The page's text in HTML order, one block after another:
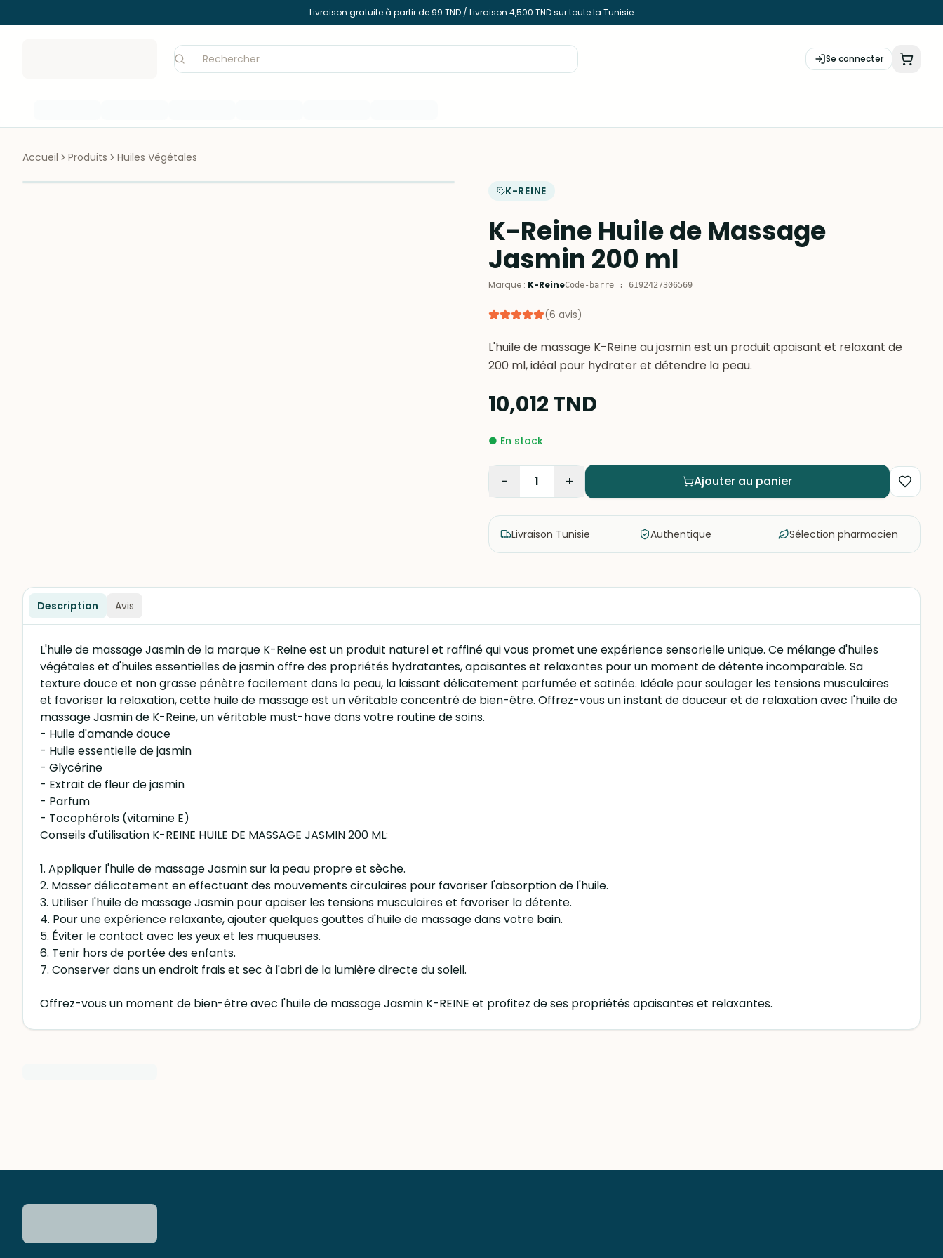
Livraison gratuite à partir de 99 TND / Livraison 4,500 TND sur toute la Tunisie
Se connecter
Accueil Produits Huiles Végétales
K-REINE
K-Reine Huile de Massage
Jasmin 200 ml
Marque : K-ReineCode-barre : 6192427306569
(6 avis)
L'huile de massage K-Reine au jasmin est un produit apaisant et relaxant de
200 ml, idéal pour hydrater et détendre la peau.
10,012TND
● En stock
− 1 + Ajouter au panier
Livraison Tunisie Authentique Sélection pharmacien
Description Avis
L'huile de massage Jasmin de la marque K-Reine est un produit naturel et raffiné qui vous promet une expérience sensorielle unique. Ce mélange d'huiles
végétales et d'huiles essentielles de jasmin offre des propriétés hydratantes, apaisantes et relaxantes pour un moment de détente incomparable. Sa
texture douce et non grasse pénètre facilement dans la peau, la laissant délicatement parfumée et satinée. Idéale pour soulager les tensions musculaires
et favoriser la relaxation, cette huile de massage est un véritable concentré de bien-être. Offrez-vous un instant de douceur et de relaxation avec l'huile de
massage Jasmin de K-Reine, un véritable must-have dans votre routine de soins.
- Huile d'amande douce
- Huile essentielle de jasmin
- Glycérine
- Extrait de fleur de jasmin
- Parfum
- Tocophérols (vitamine E)
Conseils d'utilisation K-REINE HUILE DE MASSAGE JASMIN 200 ML:
1. Appliquer l'huile de massage Jasmin sur la peau propre et sèche.
2. Masser délicatement en effectuant des mouvements circulaires pour favoriser l'absorption de l'huile.
3. Utiliser l'huile de massage Jasmin pour apaiser les tensions musculaires et favoriser la détente.
4. Pour une expérience relaxante, ajouter quelques gouttes d'huile de massage dans votre bain.
5. Éviter le contact avec les yeux et les muqueuses.
6. Tenir hors de portée des enfants.
7. Conserver dans un endroit frais et sec à l'abri de la lumière directe du soleil.
Offrez-vous un moment de bien-être avec l'huile de massage Jasmin K-REINE et profitez de ses propriétés apaisantes et relaxantes.